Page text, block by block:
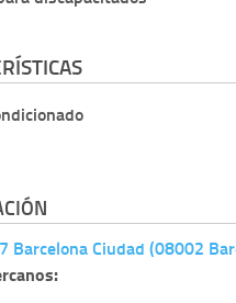
Barcelona Ciudad (08002